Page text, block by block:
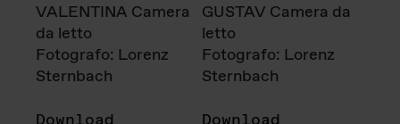
VALENTINA Camera
da letto
Fotografo: Lorenz
Sternbach
Download
GUSTAV Camera da
letto
Fotografo: Lorenz
Sternbach
Download